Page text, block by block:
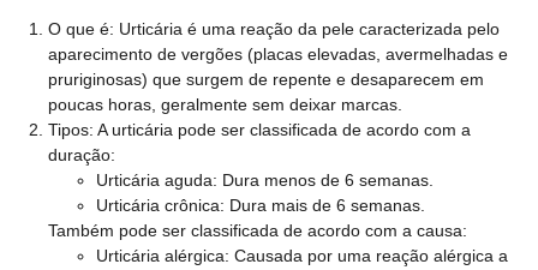
O que é: Urticária é uma reação da pele caracterizada pelo
aparecimento de vergões (placas elevadas, avermelhadas e
pruriginosas) que surgem de repente e desaparecem em
poucas horas, geralmente sem deixar marcas.
Tipos: A urticária pode ser classificada de acordo com a
duração:
Urticária aguda: Dura menos de 6 semanas.
Urticária crônica: Dura mais de 6 semanas.
Também pode ser classificada de acordo com a causa:
Urticária alérgica: Causada por uma reação alérgica a